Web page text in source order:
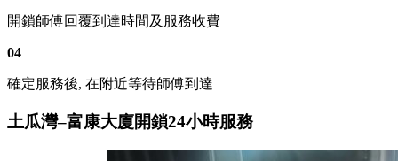
開鎖師傅回覆到達時間及服務收費
04
確定服務後, 在附近等待師傅到達
土瓜灣–富康大廈開鎖24小時服務